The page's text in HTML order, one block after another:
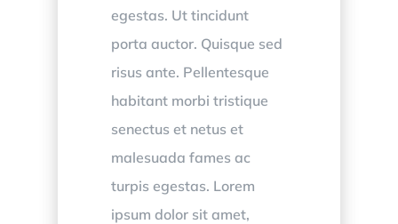
egestas. Ut tincidunt
porta auctor. Quisque sed
risus ante. Pellentesque
habitant morbi tristique
senectus et netus et
malesuada fames ac
turpis egestas. Lorem
ipsum dolor sit amet,